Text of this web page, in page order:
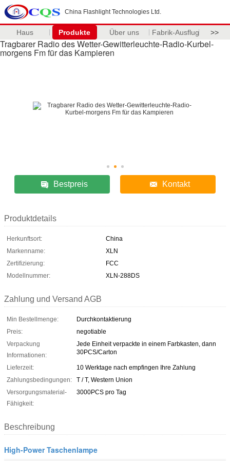
China Flashlight Technologies Ltd.
Haus Produkte Über uns Fabrik-Ausflug >>
Tragbarer Radio des Wetter-Gewitterleuchte-Radio-Kurbel-
morgens Fm für das Kampieren
Bestpreis Kontakt
Produktdetails
Herkunftsort:
China
Markenname:
XLN
Zertifizierung:
FCC
Modellnummer:
XLN-288DS
Zahlung und Versand AGB
Min Bestellmenge:
Durchkontaktierung
Preis:
negotiable
Verpackung
Informationen:
Jede Einheit verpackte in einem Farbkasten, dann
30PCS/Carton
Lieferzeit:
10 Werktage nach empfingen Ihre Zahlung
Zahlungsbedingungen:
T / T, Western Union
Versorgungsmaterial-
Fähigkeit:
3000PCS pro Tag
Beschreibung
High-Power Taschenlampe